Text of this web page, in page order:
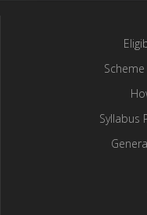
Syllabus